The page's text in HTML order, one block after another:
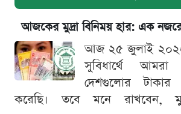
আজকের মুদ্রা বিনিময় হার: এক
আজ ২৫ জুলাই ২০২৬
সুবিধার্থে আমরা
দেশগুলোর টাকার
করেছি। তবে মনে রাখবেন,